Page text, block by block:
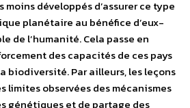
moins développés d’assurer ce type
planétaire au bénéfice d’eux-
de l’humanité. Cela passe en
des capacités de ces pays
biodiversité. Par ailleurs, les leçons
limites observées des mécanismes
génétiques et de partage des